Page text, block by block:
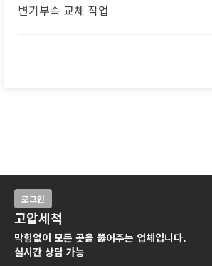
변기부속 교체 작업
로그인
고압세척
막힘없이 모든 곳을 뚫어주는 업체입니다.
실시간 상담 가능